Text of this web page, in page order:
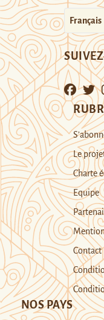
Français
Le
Charte
Equipe
Contact
NOS PAYS